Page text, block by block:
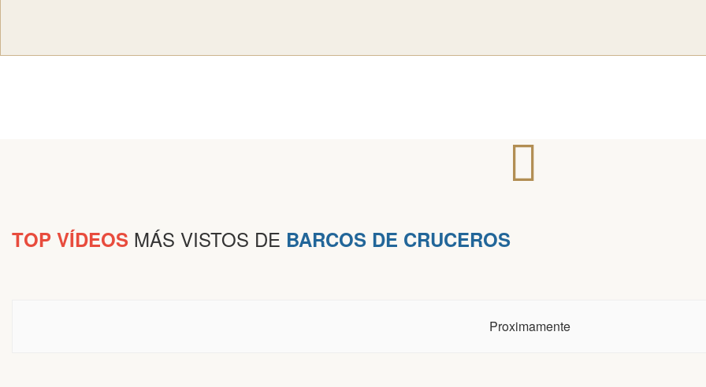
TOP VÍDEOS MÁS VISTOS DE BARCOS DE CRUCEROS
Proximamente